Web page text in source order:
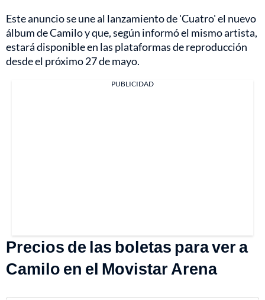
Este anuncio se une al lanzamiento de 'Cuatro' el nuevo
álbum de Camilo y que, según informó el mismo artista,
estará disponible en las plataformas de reproducción
desde el próximo 27 de mayo.
PUBLICIDAD
Precios de las boletas para ver a
Camilo en el Movistar Arena